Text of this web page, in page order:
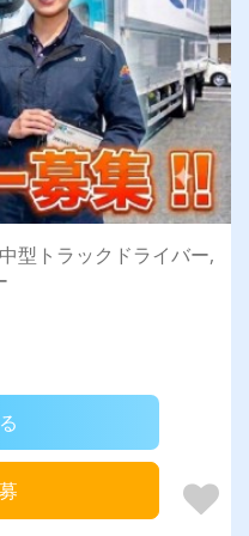
型トラックドライバー,